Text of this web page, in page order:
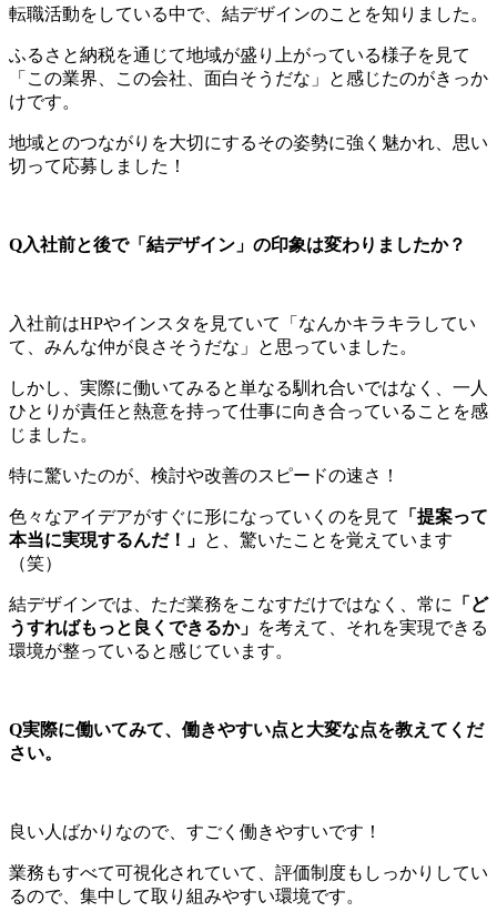
転職活動をしている中で、結デザインのことを知りました。
ふるさと納税を通じて地域が盛り上がっている様子を見て
「この業界、この会社、面白そうだな」と感じたのがきっか
けです。
地域とのつながりを大切にするその姿勢に強く魅かれ、思い
切って応募しました！
Q入社前と後で「結デザイン」の印象は変わりましたか？
入社前はHPやインスタを見ていて「なんかキラキラしてい
て、みんな仲が良さそうだな」と思っていました。
しかし、実際に働いてみると単なる馴れ合いではなく、一人
ひとりが責任と熱意を持って仕事に向き合っていることを感
じました。
特に驚いたのが、検討や改善のスピードの速さ！
色々なアイデアがすぐに形になっていくのを見て
「提案って
本当に実現するんだ！」 と、驚いたことを覚えています
（笑）
結デザインでは、ただ業務をこなすだけではなく、常に
「ど
うすればもっと良くできるか」 を考えて、それを実現できる
環境が整っていると感じています。
Q実際に働いてみて、働きやすい点と大変な点を教えてくだ
さい。
良い人ばかりなので、すごく働きやすいです！
業務もすべて可視化されていて、評価制度もしっかりしてい
るので、集中して取り組みやすい環境です。